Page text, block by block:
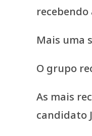
Mais uma
O grupo
As mais
candidato